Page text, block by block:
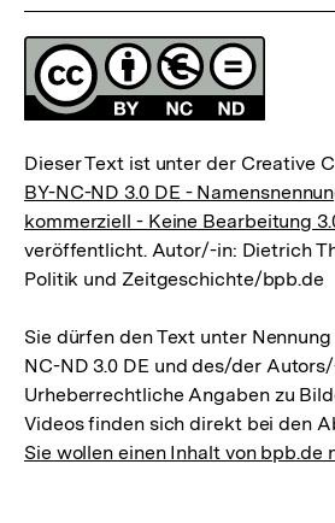
Lizenz
Dieser Text ist unter der Creative
BY-NC-ND 3.0 DE -
kommerziell - Keine Bearbeitung
veröffentlicht. Autor/-in: Dietrich
Politik und Zeitgeschichte/bpb.de
Sie dürfen den Text unter
NC-ND 3.0 DE und des/der
Urheberrechtliche Angaben zu
Videos finden sich direkt bei den
Sie wollen einen Inhalt von bpb.de